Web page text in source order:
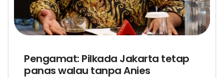
Pengamat: Pilkada Jakarta tetap
panas walau tanpa Anies